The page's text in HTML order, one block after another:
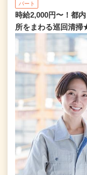
パート
時給2,000円〜！都
所をまわる巡回清